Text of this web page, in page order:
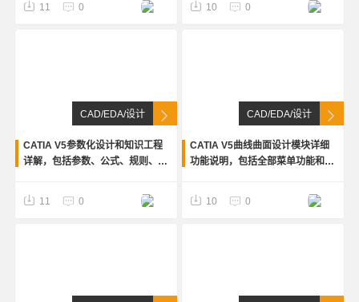
11 0
核、雨刷设计规范
10 0
CAD/EDA/设计
CATIA V5参数化设计和知识工程
详解，包括参数、公式、规则、检
有实例操作步骤。
11 0
CAD/EDA/设计
CATIA V5曲线曲面设计模块详细
功能说明，包括全部菜单功能和操
骤
10 0